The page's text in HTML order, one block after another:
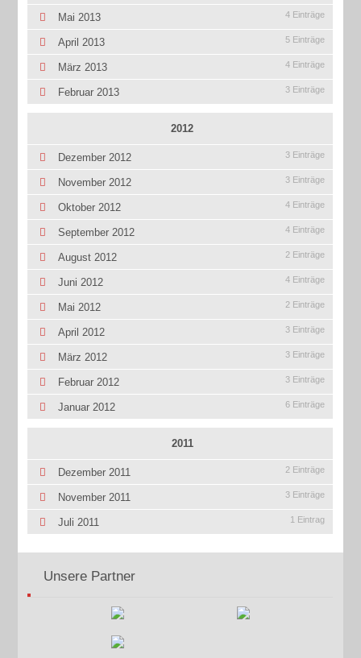
Mai 2013 4 Einträge
April 2013 5 Einträge
März 2013 4 Einträge
Februar 2013 3 Einträge
2012
Dezember 2012 3 Einträge
November 2012 3 Einträge
Oktober 2012 4 Einträge
September 2012 4 Einträge
August 2012 2 Einträge
Juni 2012 4 Einträge
Mai 2012 2 Einträge
April 2012 3 Einträge
März 2012 3 Einträge
Februar 2012 3 Einträge
Januar 2012 6 Einträge
2011
Dezember 2011 2 Einträge
November 2011 3 Einträge
Juli 2011 1 Eintrag
Unsere Partner